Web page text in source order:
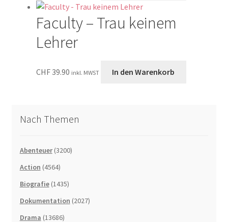
Faculty – Trau keinem
Lehrer
CHF39.90 inkl. MWST In den Warenkorb
Nach Themen
Abenteuer (3200)
Action (4564)
Biografie (1435)
Dokumentation (2027)
Drama (13686)